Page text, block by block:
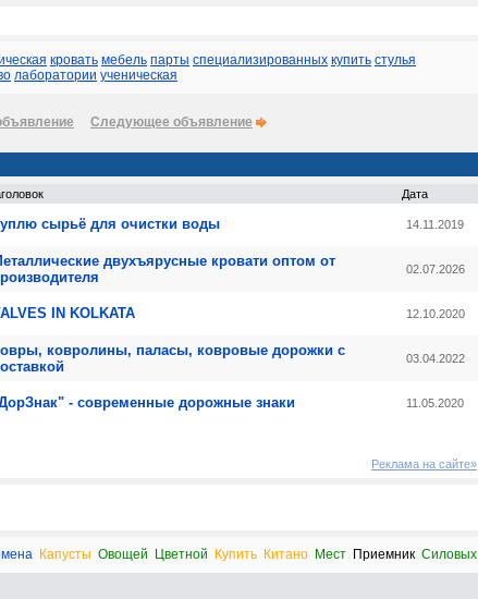
кровать мебель парты специализированных купить стулья
лаборатории ученическая
Следующее объявление
Дата
сырьё для очистки воды 14.11.2019
двухъярусные кровати оптом от
02.07.2026
IN KOLKATA 12.10.2020
ковролины, паласы, ковровые дорожки с
03.04.2022
- современные дорожные знаки 11.05.2020
Реклама на сайте»
Капусты Овощей Цветной Купить Китано Мест Приемник Силовых